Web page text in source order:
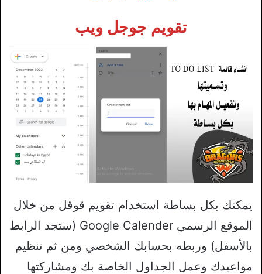
تقويم جوجل ويب
يمكنك بكل بساطة استخدام تقويم قوقل من خلال
الموقع الرسمي Google Calender (ستجد الرابط
بالأسفل) وربطه بحسابك الشخصي ومن ثم تنظيم
مواعيدك وعمل الجداول الخاصة بك ومشاركتها